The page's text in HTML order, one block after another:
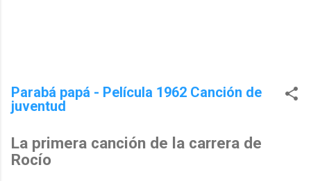
Parabá papá - Película 1962 Canción de
juventud
La primera canción de la carrera de
Rocío